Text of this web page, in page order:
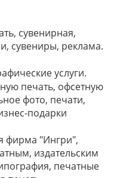
сувенирная,
сувениры, реклама.
услуги.
печать, офсетную
фото, печати,
подарки
фирма "Ингри",
издательским
печатные